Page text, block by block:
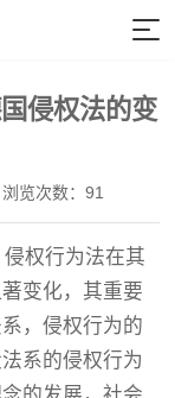
侵权法的变
浏览次数：91
权行为法在其
变化，其重要
，侵权行为的
系的侵权行为